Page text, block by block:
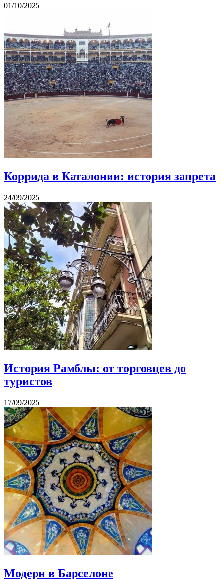
01/10/2025
Коррида в Каталонии: история запрета
24/09/2025
История Рамблы: от торговцев до
туристов
17/09/2025
Модерн в Барселоне